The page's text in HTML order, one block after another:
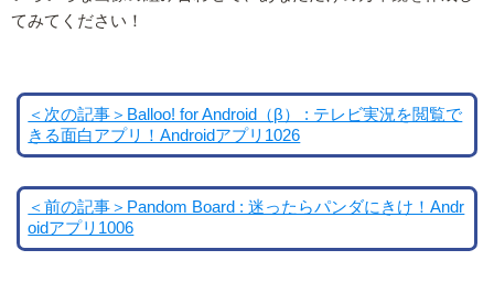
てみてください！
＜次の記事＞Balloo! for Android（β） : テレビ実況を閲覧で
きる面白アプリ！Androidアプリ1026
＜前の記事＞Pandom Board : 迷ったらパンダにきけ！Andr
oidアプリ1006